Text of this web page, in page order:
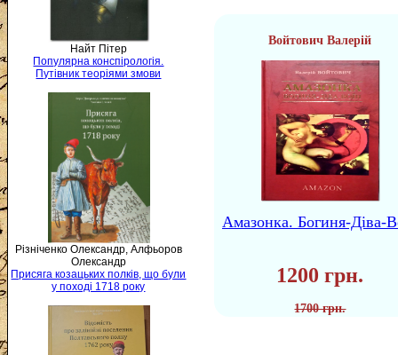
Найт Пітер
Популярна конспірологія.
Путівник теоріями змови
Різніченко Олександр, Алфьоров
Олександр
Присяга козацьких полків, що були
у поході 1718 року
Войтович Валерій
Амазонка. Богиня-Діва-
1200 грн.
1700 грн.